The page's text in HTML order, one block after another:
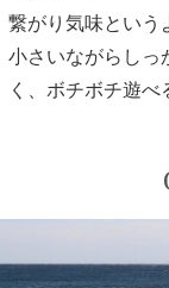
繋がり気味という
小さいながらしっ
く、ボチボチ遊べ